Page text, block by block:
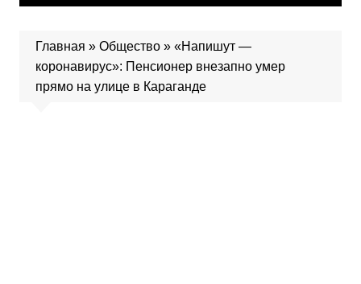
Главная » Общество» «Напишут —
коронавирус»: Пенсионер внезапно умер
прямо на улице в Караганде